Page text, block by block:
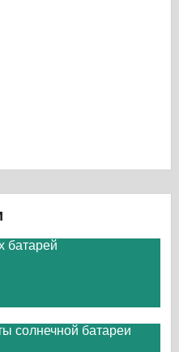
батарей
солнечной батареи